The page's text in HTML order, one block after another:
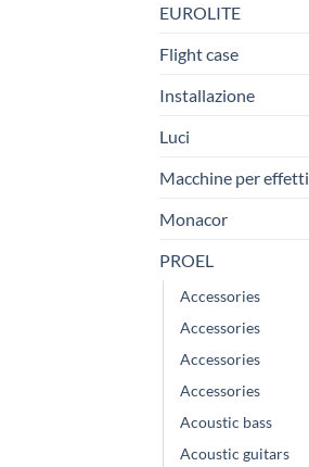
EUROLITE
Flight case
Installazione
Luci
Macchine per effetti
Monacor
PROEL
Accessories
Accessories
Accessories
Accessories
Acoustic bass
Acoustic guitars